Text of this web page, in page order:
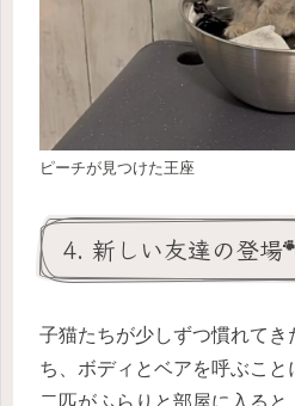
ピーチが見つけた王座
4. 新しい友達の登場
子猫たちが少しずつ慣れてき
ち、ボディとベアを呼ぶこ
二匹がふらりと部屋に入る